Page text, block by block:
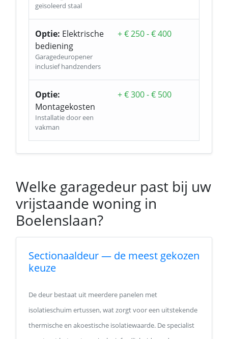
geïsoleerd staal
Optie: Elektrische
bediening
Garagedeuropener
inclusief handzenders
+ € 250 - € 400
Optie:
Montagekosten
Installatie door een
vakman
+ € 300 - € 500
Welke garagedeur past bij uw
vrijstaande woning in
Boelenslaan?
Sectionaaldeur — de meest gekozen
keuze
De deur bestaat uit meerdere panelen met
isolatieschuim ertussen, wat zorgt voor een uitstekende
thermische en akoestische isolatiewaarde. De specialist